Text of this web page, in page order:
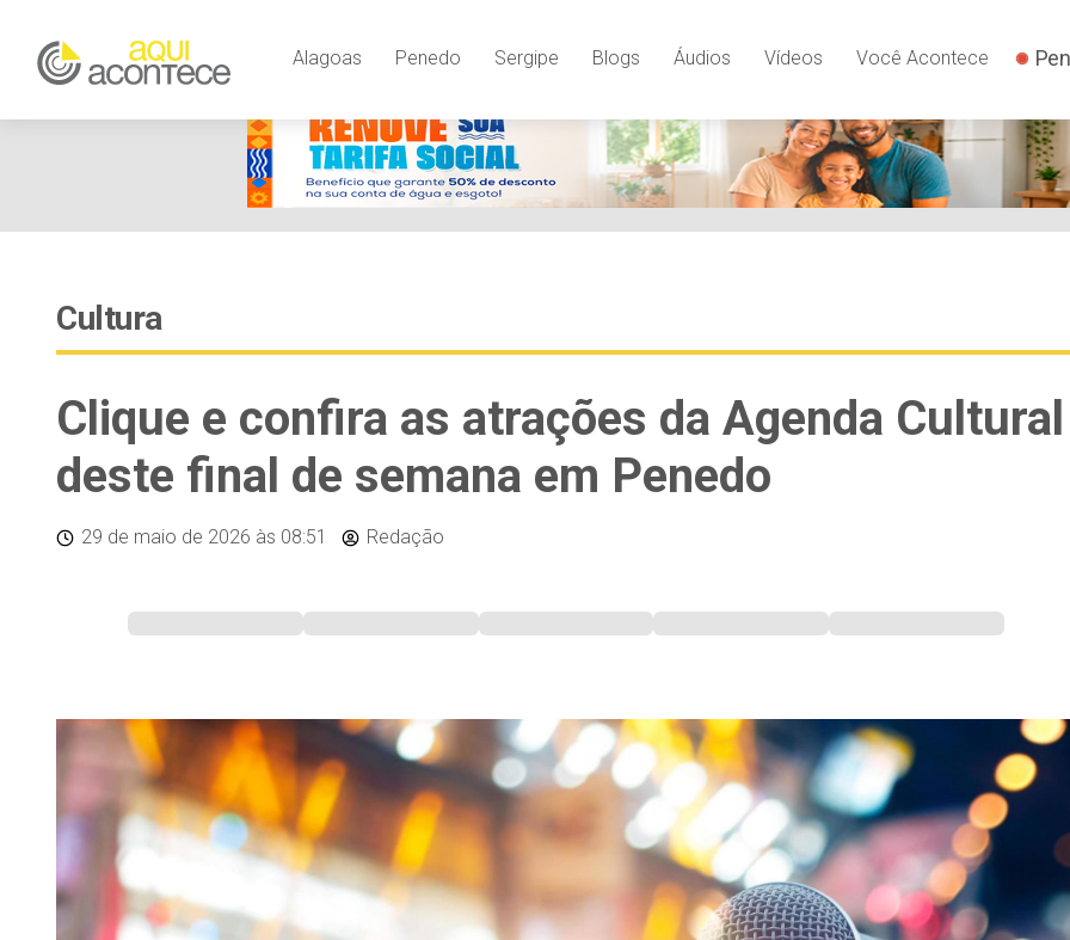
Alagoas Penedo Sergipe Blogs Áudios Vídeos Você Acontece
Cultura
Clique e confira as atrações da Agenda Cultural
deste final de semana em Penedo
29 de maio de 2026 às 08:51 Redação